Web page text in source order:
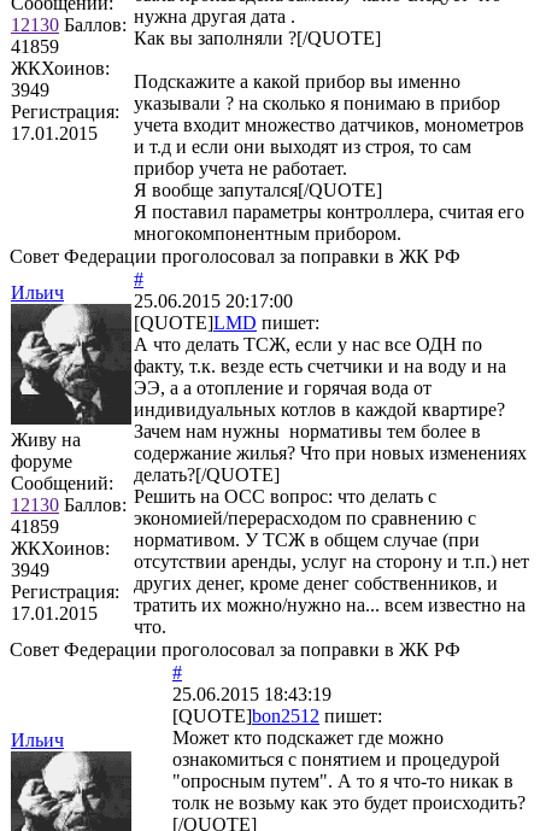
12130 Баллов:
41859
ЖКХоинов:
3949
Регистрация:
17.01.2015
нужна другая дата .
Как вы заполняли ?[/QUOTE]
Подскажите а какой прибор вы именно
указывали ? на сколько я понимаю в прибор
учета входит множество датчиков, монометров
и т.д и если они выходят из строя, то сам
прибор учета не работает.
Я вообще запутался[/QUOTE]
Я поставил параметры контроллера, считая его
многокомпонентным прибором.
Совет Федерации проголосовал за поправки в ЖК РФ
Ильич
Живу на
форуме
Сообщений:
12130 Баллов:
41859
ЖКХоинов:
3949
Регистрация:
17.01.2015
#
25.06.2015 20:17:00
[QUOTE]LMD пишет:
А что делать ТСЖ, если у нас все ОДН по
факту, т.к. везде есть счетчики и на воду и на
ЭЭ, а а отопление и горячая вода от
индивидуальных котлов в каждой квартире?
Зачем нам нужны нормативы тем более в
содержание жилья? Что при новых изменениях
делать?[/QUOTE]
Решить на ОСС вопрос: что делать с
экономией/перерасходом по сравнению с
нормативом. У ТСЖ в общем случае (при
отсутствии аренды, услуг на сторону и т.п.) нет
других денег, кроме денег собственников, и
тратить их можно/нужно на... всем известно на
что.
Совет Федерации проголосовал за поправки в ЖК РФ
Ильич
#
25.06.2015 18:43:19
[QUOTE]bon2512 пишет:
Может кто подскажет где можно
ознакомиться с понятием и процедурой
"опросным путем". А то я что-то никак в
толк не возьму как это будет происходить?
[/QUOTE]